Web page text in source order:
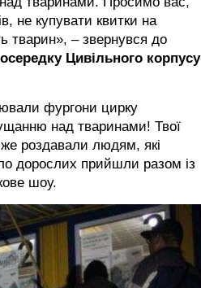
не купувати квитки на
тварин», – звернувся до
Цивільного корпусу
фургони цирку
над тваринами! Твої
же роздавали людям, які
дорослих прийшли разом із
шоу.